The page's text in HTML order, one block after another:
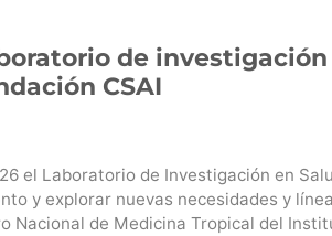
de
CSAI
el Laboratorio de Investigación en
y explorar nuevas necesidades y
Nacional de Medicina Tropical del